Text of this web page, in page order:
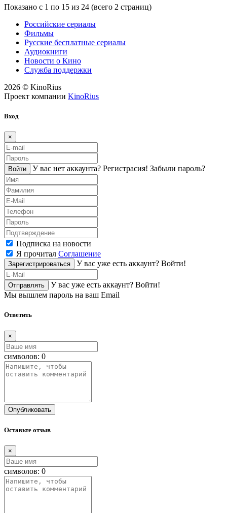
Показано с 1 по 15 из 24 (всего 2 страниц)
Российские сериалы
Фильмы
Русские бесплатные сериалы
Аудиокниги
Новости о Кино
Служба поддержки
2026 © KinoRius
Проект компании KinoRius
Вход
×
Войти У вас нет аккаунта? Регистраcия! Забыли пароль?
Подписка на новости
Я прочитал Соглашение
Зарегистрироваться У вас уже есть аккаунт? Войти!
Отправлять У вас уже есть аккаунт? Войти!
Мы вышлем пароль на ваш Email
Ответить
×
символов: 0
Опубликовать
Оставьте отзыв
×
символов: 0